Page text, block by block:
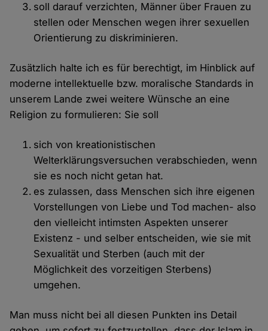
soll darauf verzichten, Männer über Frauen zu
stellen oder Menschen wegen ihrer sexuellen
Orientierung zu diskriminieren.
Zusätzlich halte ich es für berechtigt, im Hinblick auf
moderne intellektuelle bzw. moralische Standards in
unserem Lande zwei weitere Wünsche an eine
Religion zu formulieren: Sie soll
sich von kreationistischen
Welterklärungsversuchen verabschieden, wenn
sie es noch nicht getan hat.
es zulassen, dass Menschen sich ihre eigenen
Vorstellungen von Liebe und Tod machen- also
den vielleicht intimsten Aspekten unserer
Existenz - und selber entscheiden, wie sie mit
Sexualität und Sterben (auch mit der
Möglichkeit des vorzeitigen Sterbens)
umgehen.
Man muss nicht bei all diesen Punkten ins Detail